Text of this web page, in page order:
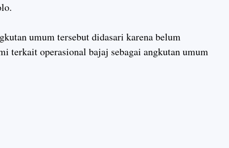
umum tersebut didasari karena belum
terkait operasional bajaj sebagai angkutan umum